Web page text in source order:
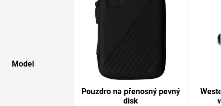
Model
Pouzdro na přenosný pevný
disk